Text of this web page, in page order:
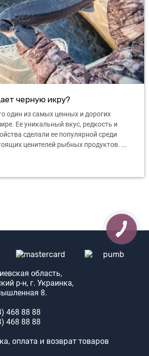
черную икру?
один из самых ценных и дорогих
Ее уникальный вкус, редкость и
сделали ее популярной среди
ценителей рыбных продуктов. ...
область,
р-н, г. Украинка,
8.
468 88 88
468 88 88
оплата и возврат товаров